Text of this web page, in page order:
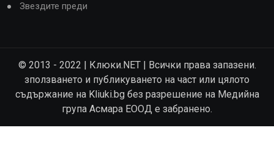
Звездите преди
© 2013 - 2022 | Клюки.NET | Всички права запазени.
зползването и публикуването на част или цялото
съдържание на Kliuki.bg без разрешение на Медийна
група Асмара ЕООД е забранено.